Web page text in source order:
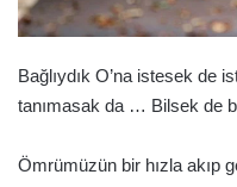
Bağlıydık O’na istesek de
tanımasak da … Bilsek de
Ömrümüzün bir hızla akıp